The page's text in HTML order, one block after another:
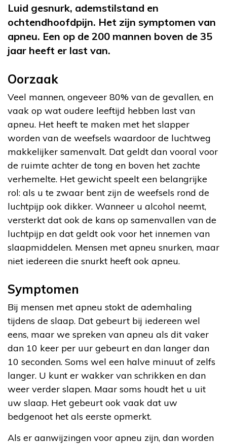
Luid gesnurk, ademstilstand en
ochtendhoofdpijn. Het zijn symptomen van
apneu. Een op de 200 mannen boven de 35
jaar heeft er last van.
Oorzaak
Veel mannen, ongeveer 80% van de gevallen, en
vaak op wat oudere leeftijd hebben last van
apneu. Het heeft te maken met het slapper
worden van de weefsels waardoor de luchtweg
makkelijker samenvalt. Dat geldt dan vooral voor
de ruimte achter de tong en boven het zachte
verhemelte. Het gewicht speelt een belangrijke
rol: als u te zwaar bent zijn de weefsels rond de
luchtpijp ook dikker. Wanneer u alcohol neemt,
versterkt dat ook de kans op samenvallen van de
luchtpijp en dat geldt ook voor het innemen van
slaapmiddelen. Mensen met apneu snurken, maar
niet iedereen die snurkt heeft ook apneu.
Symptomen
Bij mensen met apneu stokt de ademhaling
tijdens de slaap. Dat gebeurt bij iedereen wel
eens, maar we spreken van apneu als dit vaker
dan 10 keer per uur gebeurt en dan langer dan
10 seconden. Soms wel een halve minuut of zelfs
langer. U kunt er wakker van schrikken en dan
weer verder slapen. Maar soms houdt het u uit
uw slaap. Het gebeurt ook vaak dat uw
bedgenoot het als eerste opmerkt.
Als er aanwijzingen voor apneu zijn, dan worden